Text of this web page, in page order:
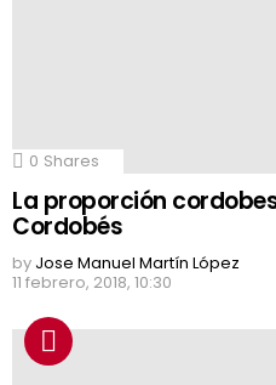
0 Shares
La proporción
Cordobés
by Jose Manuel Martín López
11 febrero, 2018, 10:30